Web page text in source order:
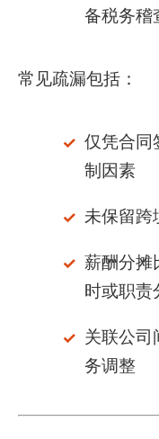
备税务稽
常见疏漏包括：
仅凭合同
制因素
未保留跨
薪酬分摊
时或职责
关联公司
务调整